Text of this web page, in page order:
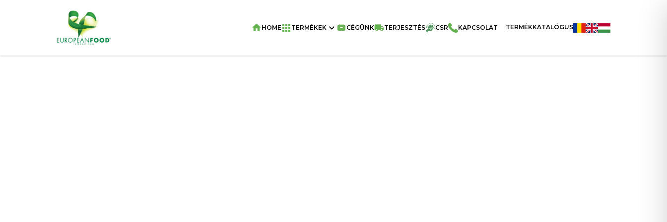
HOME TERMÉKEK CÉGÜNK TERJESZTÉS CSR KAPCSOLAT TERMÉKKATALÓGUS